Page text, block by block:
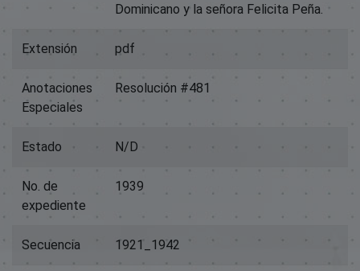
Dominicano y la señora Felicita Peña.
Extensión pdf
Anotaciones
Especiales
Resolución #481
Estado N/D
No. de
expediente
1939
Secuencia 1921_1942